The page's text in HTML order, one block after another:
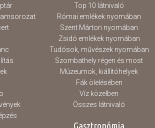
Top 10 látnivaló
Római emlékek nyomában
Szent Márton nyomában
Zsidó emlékek nyomában
Tudósok, művészek nyomában
Szombathely régen és most
Múzeumok, kiállítóhelyek
Fák ölelésében
Víz közelben
Összes látnivaló